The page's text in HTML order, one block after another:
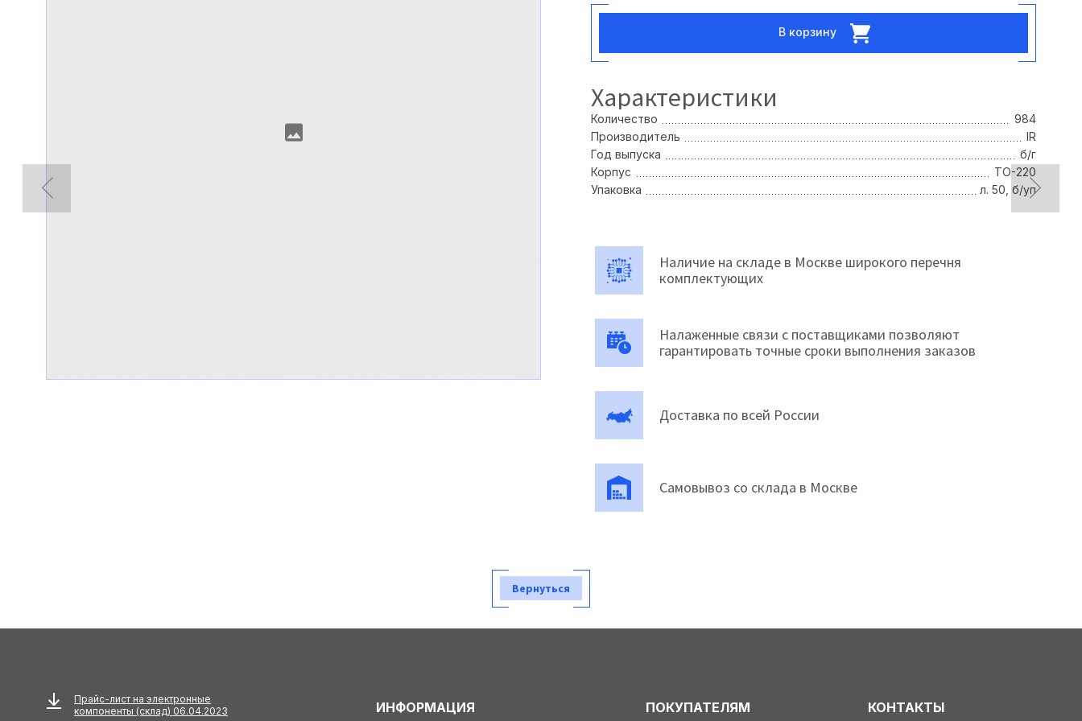
В корзину
Характеристики
Количество
984
Производитель
IR
Год выпуска
б/г
Корпус
ТО-220
Упаковка
л. 50, б/уп
Наличие на складе в Москве широкого перечня
комплектующих
Налаженные связи с поставщиками позволяют
гарантировать точные сроки выполнения заказов
Доставка по всей России
Самовывоз со склада в Москве
Вернуться
Прайс-лист на электронные
компоненты (склад) 06.04.2023
ИНФОРМАЦИЯ ПОКУПАТЕЛЯМ КОНТАКТЫ